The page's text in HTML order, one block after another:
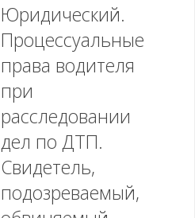
Юридический.
Процессуальные
права водителя
при
расследовании
дел по ДТП.
Свидетель,
подозреваемый,